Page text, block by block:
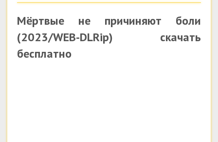
Мёртвые не причиняют боли
(2023/WEB-DLRip) скачать
бесплатно